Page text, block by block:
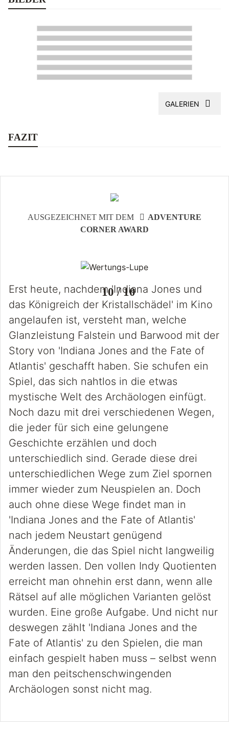
GALERIEN
FAZIT
AUSGEZEICHNET MIT DEM
ADVENTURE
CORNER AWARD
10 / 10
Erst heute, nachdem 'Indiana Jones und
das Königreich der Kristallschädel' im Kino
angelaufen ist, versteht man, welche
Glanzleistung Falstein und Barwood mit der
Story von 'Indiana Jones and the Fate of
Atlantis' geschafft haben. Sie schufen ein
Spiel, das sich nahtlos in die etwas
mystische Welt des Archäologen einfügt.
Noch dazu mit drei verschiedenen Wegen,
die jeder für sich eine gelungene
Geschichte erzählen und doch
unterschiedlich sind. Gerade diese drei
unterschiedlichen Wege zum Ziel spornen
immer wieder zum Neuspielen an. Doch
auch ohne diese Wege findet man in
'Indiana Jones and the Fate of Atlantis'
nach jedem Neustart genügend
Änderungen, die das Spiel nicht langweilig
werden lassen. Den vollen Indy Quotienten
erreicht man ohnehin erst dann, wenn alle
Rätsel auf alle möglichen Varianten gelöst
wurden. Eine große Aufgabe. Und nicht nur
deswegen zählt 'Indiana Jones and the
Fate of Atlantis' zu den Spielen, die man
einfach gespielt haben muss – selbst wenn
man den peitschenschwingenden
Archäologen sonst nicht mag.